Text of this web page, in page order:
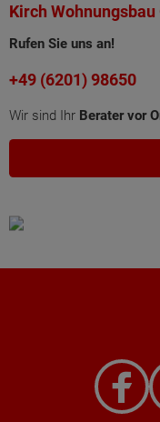
Kirch Wohnungsbau
Rufen Sie uns an!
+49 (6201) 98650
Wir sind Ihr Berater vor